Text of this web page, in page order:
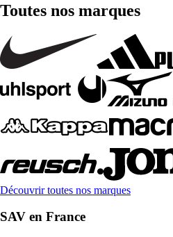
Toutes nos marques
Découvrir toutes nos marques
SAV en France